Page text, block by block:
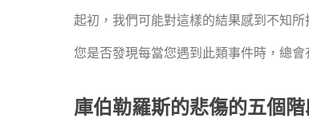
起初，我們可能對這樣的結果感到不知
您是否發現每當您遇到此類事件時，總會
庫伯勒羅斯的悲傷的五個